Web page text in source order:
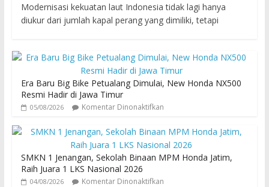
Modernisasi kekuatan laut Indonesia tidak lagi hanya
diukur dari jumlah kapal perang yang dimiliki, tetapi
Era Baru Big Bike Petualang Dimulai, New Honda NX500
Resmi Hadir di Jawa Timur
05/08/2026 Komentar Dinonaktifkan
SMKN 1 Jenangan, Sekolah Binaan MPM Honda Jatim,
Raih Juara 1 LKS Nasional 2026
04/08/2026 Komentar Dinonaktifkan